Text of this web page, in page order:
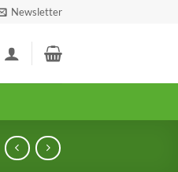
Newsletter